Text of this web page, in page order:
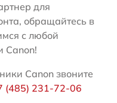
для
обращайтесь в
с любой
Canon!
Canon звоните
(485) 231-72-06